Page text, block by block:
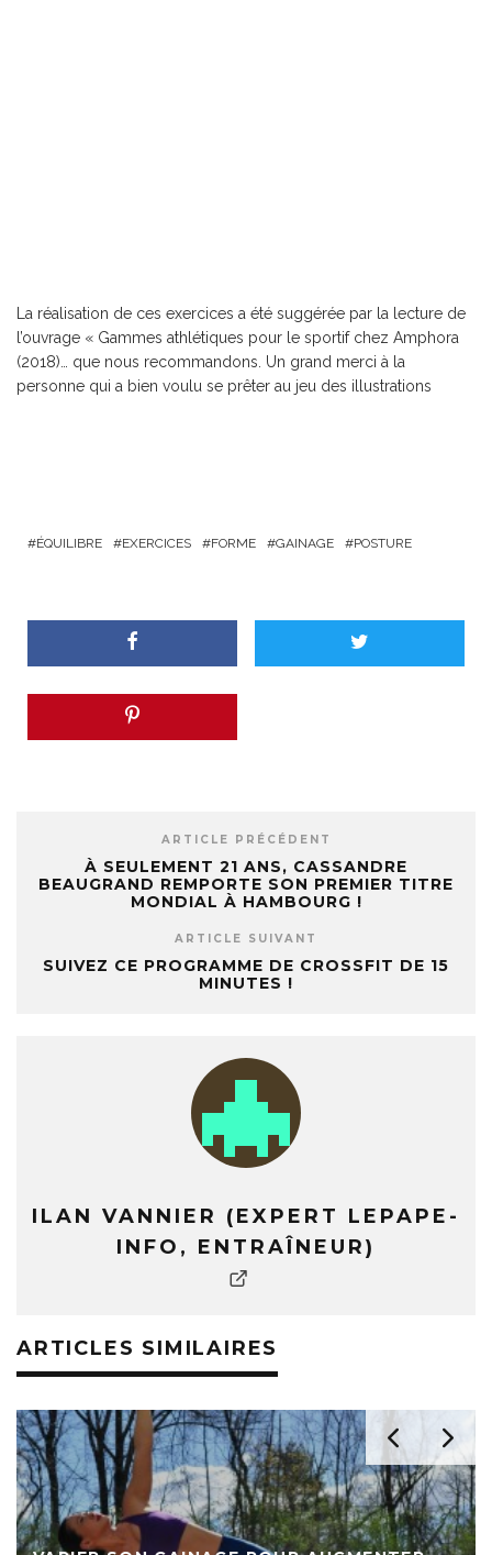
La réalisation de ces exercices a été suggérée par la lecture de
l’ouvrage « Gammes athlétiques pour le sportif chez Amphora
(2018)… que nous recommandons. Un grand merci à la
personne qui a bien voulu se prêter au jeu des illustrations
ÉQUILIBRE EXERCICES FORME GAINAGE POSTURE
ARTICLE PRÉCÉDENT
À SEULEMENT 21 ANS, CASSANDRE
BEAUGRAND REMPORTE SON PREMIER TITRE
MONDIAL À HAMBOURG !
ARTICLE SUIVANT
SUIVEZ CE PROGRAMME DE CROSSFIT DE 15
MINUTES !
ILAN VANNIER (EXPERT LEPAPE-
INFO, ENTRAÎNEUR)
ARTICLES SIMILAIRES